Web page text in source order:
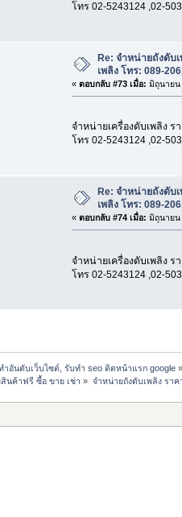
โทร 02-5243124 ,02-
Re: จำหน่ายถังดับ
เพลิง โทร: 089-
« ตอบกลับ #73 เมื่อ: มิถุนายน
จำหน่ายเครื่องดับเพลิง ร
โทร 02-5243124 ,02-
Re: จำหน่ายถังดับ
เพลิง โทร: 089-
« ตอบกลับ #74 เมื่อ: มิถุนายน
จำหน่ายเครื่องดับเพลิง ร
โทร 02-5243124 ,02-
ำอันดับเว็บไซต์, รับทำ seo ติดหน้าแรก google »
นค้าฟรี ซื้อ ขาย เช่า » จำหน่ายถังดับเพลิง รา